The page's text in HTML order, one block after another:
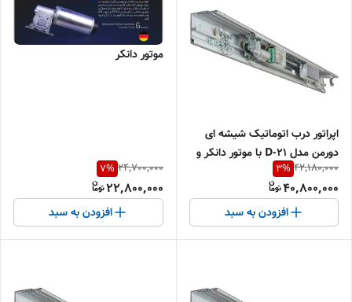
اپراتور درب اتوماتیک شیشه ای
دورمن مدل D-21 با موتور دانکر و
دوسال گارانتی بی قید و شرط
42,180,000
3%
40,800,000
افزودن به سبد
موتور دانکر
24,700,000
7%
22,800,000
افزودن به سبد